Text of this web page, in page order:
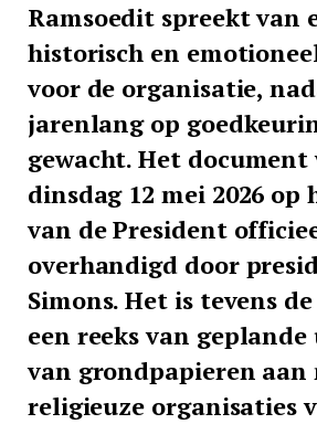
Ramsoedit spreekt van
historisch en
voor de organisatie,
jarenlang op
gewacht. Het document
dinsdag 12 mei 2026 op
van de President
overhandigd door
Simons. Het is tevens
een reeks van
van grondpapieren aan
religieuze organisaties